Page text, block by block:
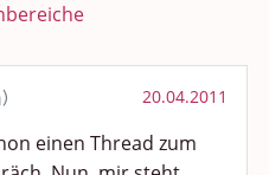
20.04.2011
einen Thread zum